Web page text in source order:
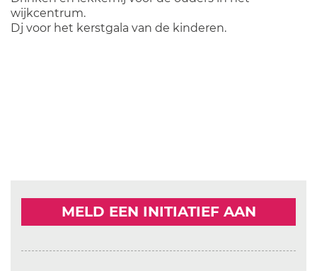
wijkcentrum.
Dj voor het kerstgala van de kinderen.
MELD EEN INITIATIEF AAN